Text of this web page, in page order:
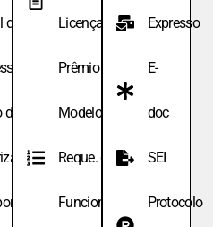
Licença
Prêmio
Modelo de
Reque. de
Funcionário
Expresso
E-
doc
SEI
Protocolo